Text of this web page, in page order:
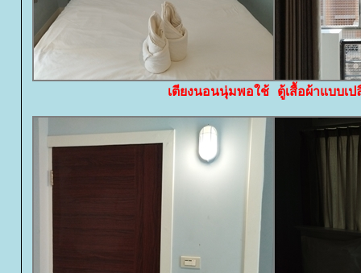
เตียงนอนนุ่มพอใช้ ตู้เสื้อผ้าแบบเ